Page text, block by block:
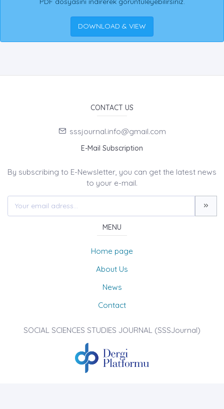
DOWNLOAD & VIEW
CONTACT US
sssjournal.info@gmail.com
E-Mail Subscription
By subscribing to E-Newsletter, you can get the latest news
to your e-mail.
MENU
Home page
About Us
News
Contact
SOCIAL SCIENCES STUDIES JOURNAL (SSSJournal)